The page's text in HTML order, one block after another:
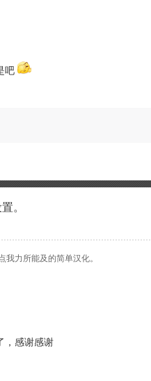
吧
。
我力所能及的简单汉化。
，感谢感谢